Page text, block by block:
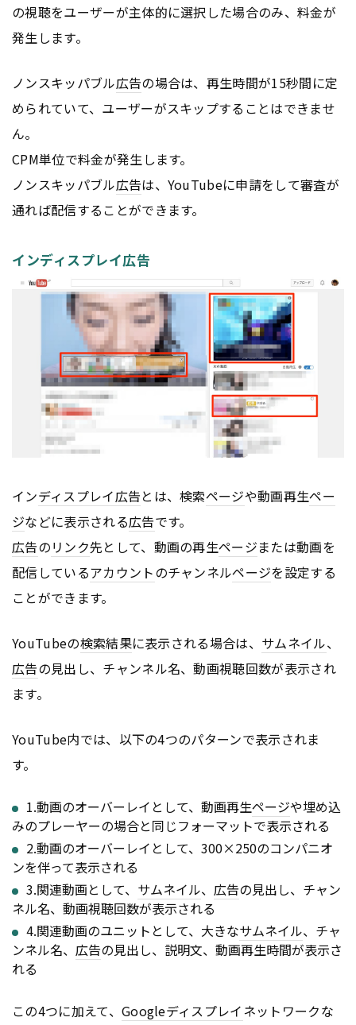
の視聴をユーザーが主体的に選択した場合のみ、料金が
発生します。
ノンスキッパブル広告の場合は、再生時間が15秒間に定
められていて、ユーザーがスキップすることはできませ
ん。
CPM単位で料金が発生します。
ノンスキッパブル広告は、YouTubeに申請をして審査が
通れば配信することができます。
インディスプレイ広告
インディスプレイ広告とは、検索ページや動画再生ペー
ジなどに表示される広告です。
広告のリンク先として、動画の再生ページまたは動画を
配信しているアカウントのチャンネルページを設定する
ことができます。
YouTubeの検索結果に表示される場合は、 サムネイル、
広告の見出し、チャンネル名、動画視聴回数が表示され
ます。
YouTube内では、以下の4つのパターンで表示されま
す。
1.動画のオーバーレイとして、動画再生ページや埋め込
みのプレーヤーの場合と同じフォーマットで表示される
2.動画のオーバーレイとして、300×250のコンパニオ
ンを伴って表示される
3.関連動画として、 サムネイル、 広告の見出し、チャン
ネル名、動画視聴回数が表示される
4.関連動画のユニットとして、大きなサムネイル、チャ
ンネル名、 広告の見出し、説明文、動画再生時間が表示さ
れる
この4つに加えて、 Googleディスプレイネットワークな